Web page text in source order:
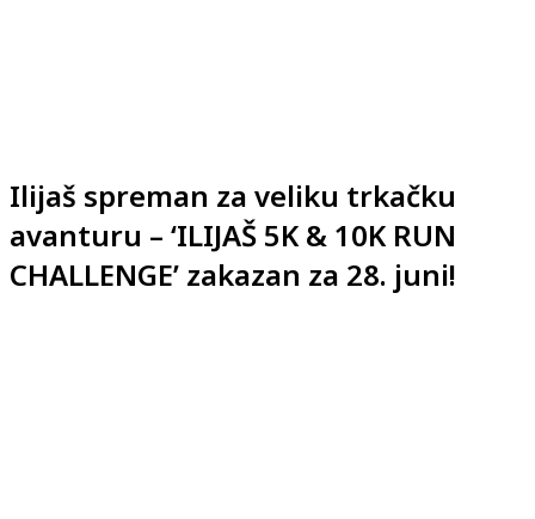
Ilijaš spreman za veliku trkačku
avanturu – ‘ILIJAŠ 5K & 10K RUN
CHALLENGE’ zakazan za 28. juni!